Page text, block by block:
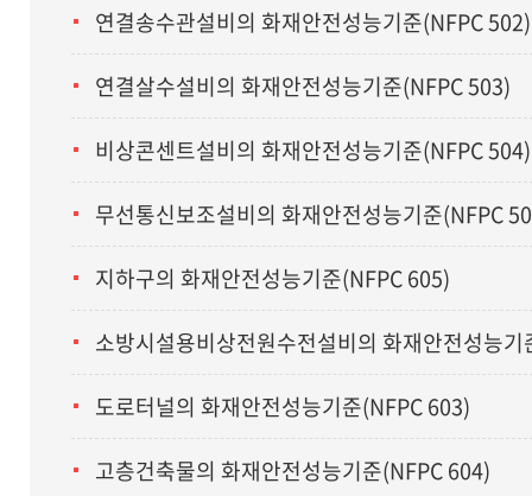
연결송수관설비의 화재안전성능기준(NFPC 502)
연결살수설비의 화재안전성능기준(NFPC 503)
비상콘센트설비의 화재안전성능기준(NFPC 504)
무선통신보조설비의 화재안전성능기준(NFPC
지하구의 화재안전성능기준(NFPC 605)
소방시설용비상전원수전설비의 화재안전성능
도로터널의 화재안전성능기준(NFPC 603)
고층건축물의 화재안전성능기준(NFPC 604)